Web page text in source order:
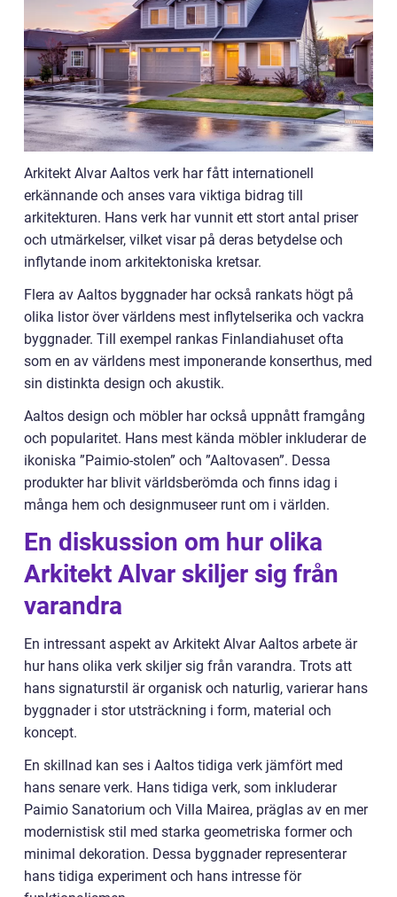
Arkitekt Alvar Aaltos verk har fått internationell
erkännande och anses vara viktiga bidrag till
arkitekturen. Hans verk har vunnit ett stort antal priser
och utmärkelser, vilket visar på deras betydelse och
inflytande inom arkitektoniska kretsar.
Flera av Aaltos byggnader har också rankats högt på
olika listor över världens mest inflytelserika och vackra
byggnader. Till exempel rankas Finlandiahuset ofta
som en av världens mest imponerande konserthus, med
sin distinkta design och akustik.
Aaltos design och möbler har också uppnått framgång
och popularitet. Hans mest kända möbler inkluderar de
ikoniska ”Paimio-stolen” och ”Aaltovasen”. Dessa
produkter har blivit världsberömda och finns idag i
många hem och designmuseer runt om i världen.
En diskussion om hur olika
Arkitekt Alvar skiljer sig från
varandra
En intressant aspekt av Arkitekt Alvar Aaltos arbete är
hur hans olika verk skiljer sig från varandra. Trots att
hans signaturstil är organisk och naturlig, varierar hans
byggnader i stor utsträckning i form, material och
koncept.
En skillnad kan ses i Aaltos tidiga verk jämfört med
hans senare verk. Hans tidiga verk, som inkluderar
Paimio Sanatorium och Villa Mairea, präglas av en mer
modernistisk stil med starka geometriska former och
minimal dekoration. Dessa byggnader representerar
hans tidiga experiment och hans intresse för